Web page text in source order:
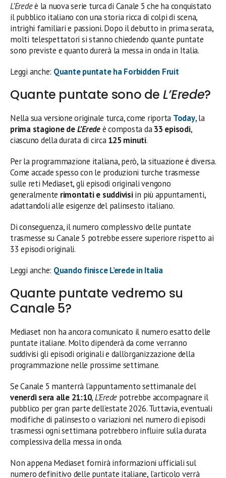
L’Eredeè la nuova serie turca di Canale 5 che ha conquistato
il pubblico italiano con una storia ricca di colpi di scena,
intrighi familiari e passioni. Dopo il debutto in prima serata,
molti telespettatori si stanno chiedendo quante puntate
sono previste e quanto durerà la messa in onda in Italia.
Leggi anche: Quante puntate ha Forbidden Fruit
Quante puntate sono de L’Erede?
Nella sua versione originale turca, come riporta Today, la
prima stagione deL’Eredeè composta da33 episodi,
ciascuno della durata di circa125 minuti.
Per la programmazione italiana, però, la situazione è diversa.
Come accade spesso con le produzioni turche trasmesse
sulle reti Mediaset, gli episodi originali vengono
generalmente rimontati e suddivisiin più appuntamenti,
adattandoli alle esigenze del palinsesto italiano.
Di conseguenza, il numero complessivo delle puntate
trasmesse su Canale 5 potrebbe essere superiore rispetto ai
33 episodi originali.
Leggi anche: Quando finisce L’erede in Italia
Quante puntate vedremo su
Canale 5?
Mediaset non ha ancora comunicato il numero esatto delle
puntate italiane. Molto dipenderà da come verranno
suddivisi gli episodi originali e dall’organizzazione della
programmazione nelle prossime settimane.
Se Canale 5 manterrà l’appuntamento settimanale del
venerdì sera alle 21:10,L’Erede potrebbe accompagnare il
pubblico per gran parte dell’estate 2026. Tuttavia, eventuali
modifiche di palinsesto o variazioni nel numero di episodi
trasmessi ogni settimana potrebbero influire sulla durata
complessiva della messa in onda.
Non appena Mediaset fornirà informazioni ufficiali sul
numero definitivo delle puntate italiane, l’articolo verrà